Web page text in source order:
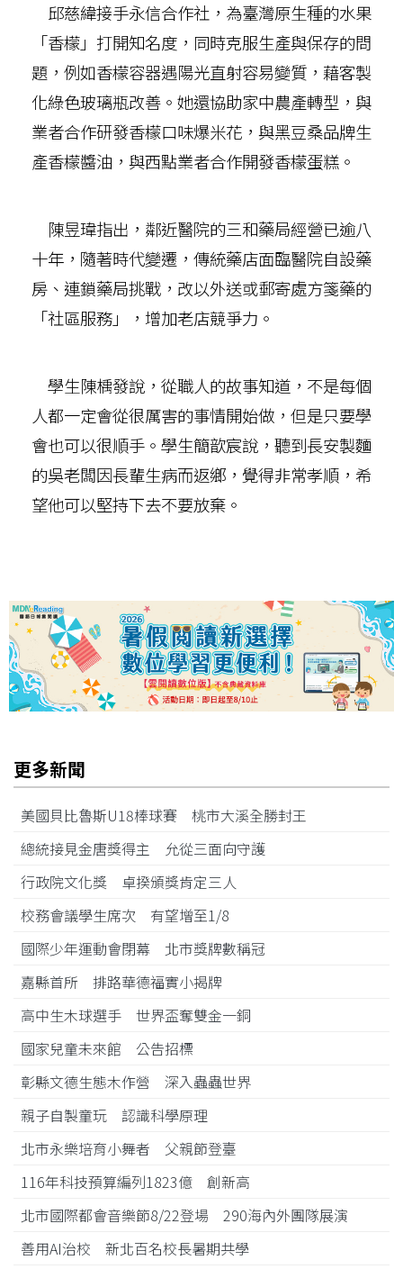
邱慈緯接手永信合作社，為臺灣原生種的水果
「香檬」打開知名度，同時克服生產與保存的問
題，例如香檬容器遇陽光直射容易變質，藉客製
化綠色玻璃瓶改善。她還協助家中農產轉型，與
業者合作研發香檬口味爆米花，與黑豆桑品牌生
產香檬醬油，與西點業者合作開發香檬蛋糕。
陳昱瑋指出，鄰近醫院的三和藥局經營已逾八
十年，隨著時代變遷，傳統藥店面臨醫院自設藥
房、連鎖藥局挑戰，改以外送或郵寄處方箋藥的
「社區服務」，增加老店競爭力。
學生陳楀發說，從職人的故事知道，不是每個
人都一定會從很厲害的事情開始做，但是只要學
會也可以很順手。學生簡歆宸說，聽到長安製麵
的吳老闆因長輩生病而返鄉，覺得非常孝順，希
望他可以堅持下去不要放棄。
更多新聞
美國貝比魯斯U18棒球賽 桃市大溪全勝封王
總統接見金唐獎得主 允從三面向守護
行政院文化獎 卓揆頒獎肯定三人
校務會議學生席次 有望增至1/8
國際少年運動會閉幕 北市獎牌數稱冠
嘉縣首所 排路華德福實小揭牌
高中生木球選手 世界盃奪雙金一銅
國家兒童未來館 公告招標
彰縣文德生態木作營 深入蟲蟲世界
親子自製童玩 認識科學原理
北市永樂培育小舞者 父親節登臺
116年科技預算編列1823億 創新高
北市國際都會音樂節8/22登場 290海內外團隊展演
善用AI治校 新北百名校長暑期共學